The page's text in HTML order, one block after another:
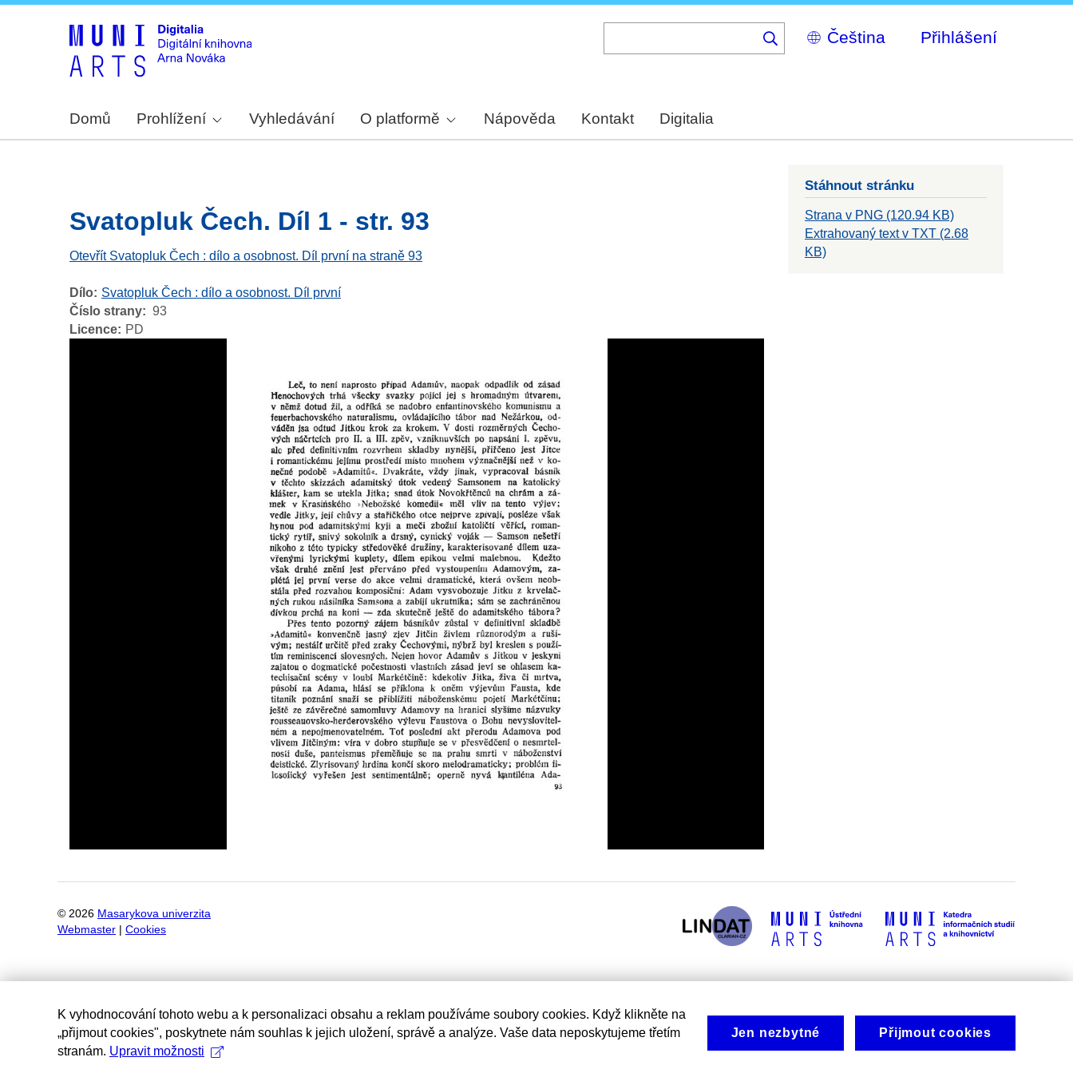
Select
your
Přihlášení
Domů Prohlížení Vyhledávání O platformě Nápověda Kontakt Digitalia
Svatopluk Čech. Díl 1 - str. 93
Otevřít Svatopluk Čech : dílo a osobnost. Díl první na straně 93
Dílo
Svatopluk Čech : dílo a osobnost. Díl první
Číslo strany
93
Licence
PD
Stáhnout stránku
Strana v PNG (120.94 KB)
Extrahovaný text v TXT (2.68
KB)
© 2026 Masarykova univerzita
Webmaster
Cookies
K vyhodnocování tohoto webu a k personalizaci obsahu a reklam používáme soubory cookies. Když klikněte na
„přijmout cookies", poskytnete nám souhlas k jejich uložení, správě a analýze. Vaše data neposkytujeme třetím
stranám. Upravit možnosti
Jen nezbytné Přijmout cookies